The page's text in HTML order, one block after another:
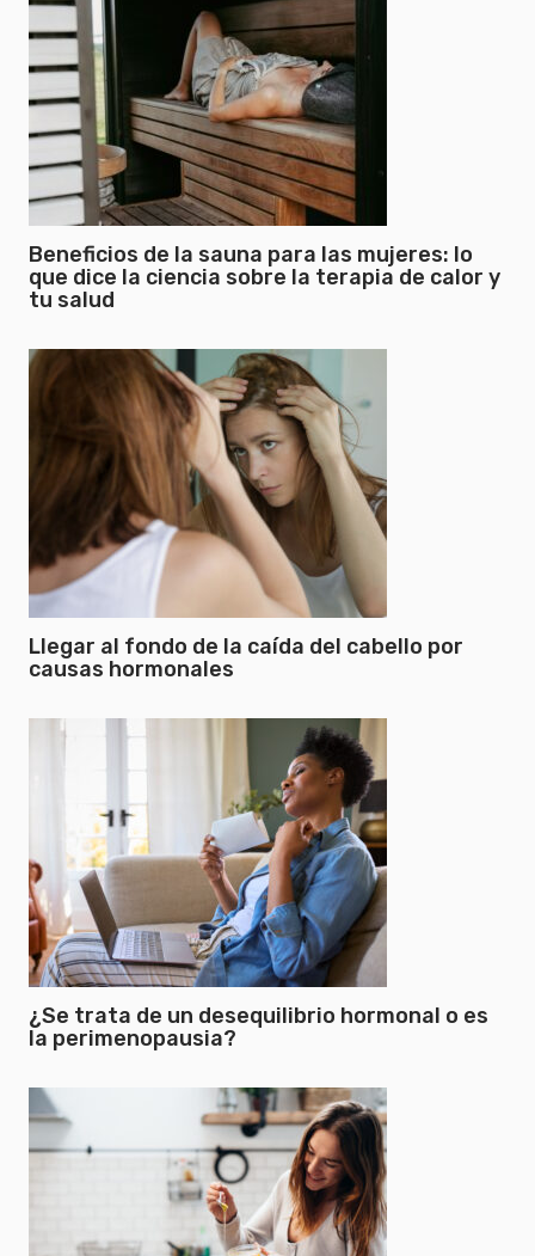
Beneficios de la sauna para las mujeres: lo
que dice la ciencia sobre la terapia de calor y
tu salud
Llegar al fondo de la caída del cabello por
causas hormonales
¿Se trata de un desequilibrio hormonal o es
la perimenopausia?